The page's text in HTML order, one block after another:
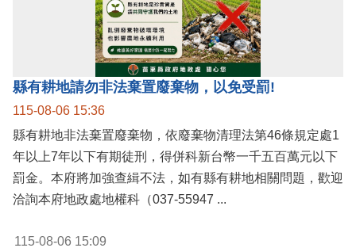
縣有耕地請勿非法棄置廢棄物，以免受罰!
115-08-06 15:36
縣有耕地非法棄置廢棄物，依廢棄物清理法第46條規定處1
年以上7年以下有期徒刑，得併科新台幣一千五百萬元以下
罰金。本府將加強查緝不法，如有縣有耕地相關問題，歡迎
洽詢本府地政處地權科（037-55947 ...
115-08-06 15:09